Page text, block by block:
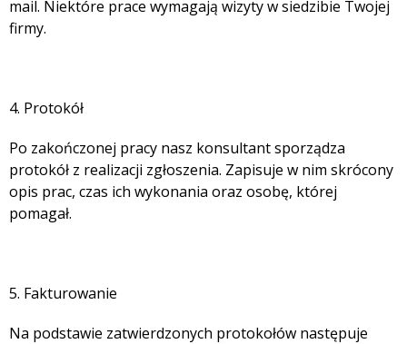
mail. Niektóre prace wymagają wizyty w siedzibie Twojej
firmy.
4. Protokół
Po zakończonej pracy nasz konsultant sporządza
protokół z realizacji zgłoszenia. Zapisuje w nim skrócony
opis prac, czas ich wykonania oraz osobę, której
pomagał.
5. Fakturowanie
Na podstawie zatwierdzonych protokołów następuje